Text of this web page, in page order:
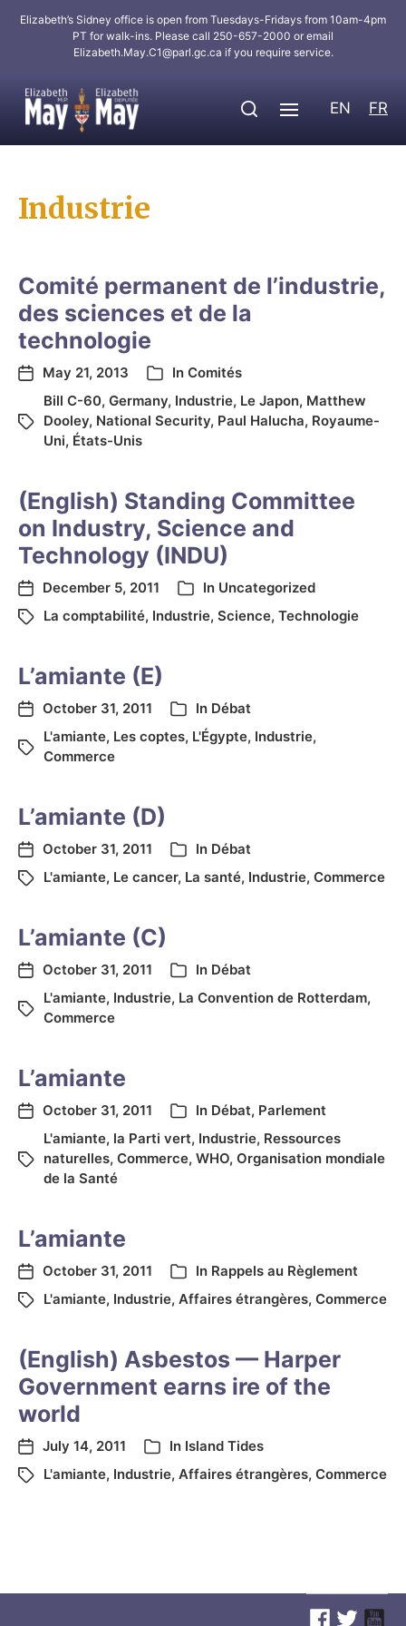
Elizabeth’s Sidney office is open from Tuesdays-Fridays from 10am-4pm
PT for walk-ins. Please call 250-657-2000 or email
Elizabeth.May.C1@parl.gc.ca if you require service.
EN FR
Industrie
Comité permanent de l’industrie,
des sciences et de la
technologie
May 21, 2013 In Comités
Bill C-60, Germany, Industrie, Le Japon, Matthew
Dooley, National Security, Paul Halucha, Royaume-
Uni, États-Unis
(English) Standing Committee
on Industry, Science and
Technology (INDU)
December 5, 2011 In Uncategorized
La comptabilité, Industrie, Science, Technologie
L’amiante (E)
October 31, 2011 In Débat
L'amiante, Les coptes, L'Égypte, Industrie,
Commerce
L’amiante (D)
October 31, 2011 In Débat
L'amiante, Le cancer, La santé, Industrie, Commerce
L’amiante (C)
October 31, 2011 In Débat
L'amiante, Industrie, La Convention de Rotterdam,
Commerce
L’amiante
October 31, 2011 In Débat, Parlement
L'amiante, la Parti vert, Industrie, Ressources
naturelles, Commerce, WHO, Organisation mondiale
de la Santé
L’amiante
October 31, 2011 In Rappels au Règlement
L'amiante, Industrie, Affaires étrangères, Commerce
(English) Asbestos — Harper
Government earns ire of the
world
July 14, 2011 In Island Tides
L'amiante, Industrie, Affaires étrangères, Commerce